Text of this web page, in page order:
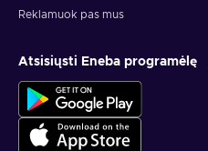
Reklamuok pas mus
Atsisiųsti Eneba programėlę